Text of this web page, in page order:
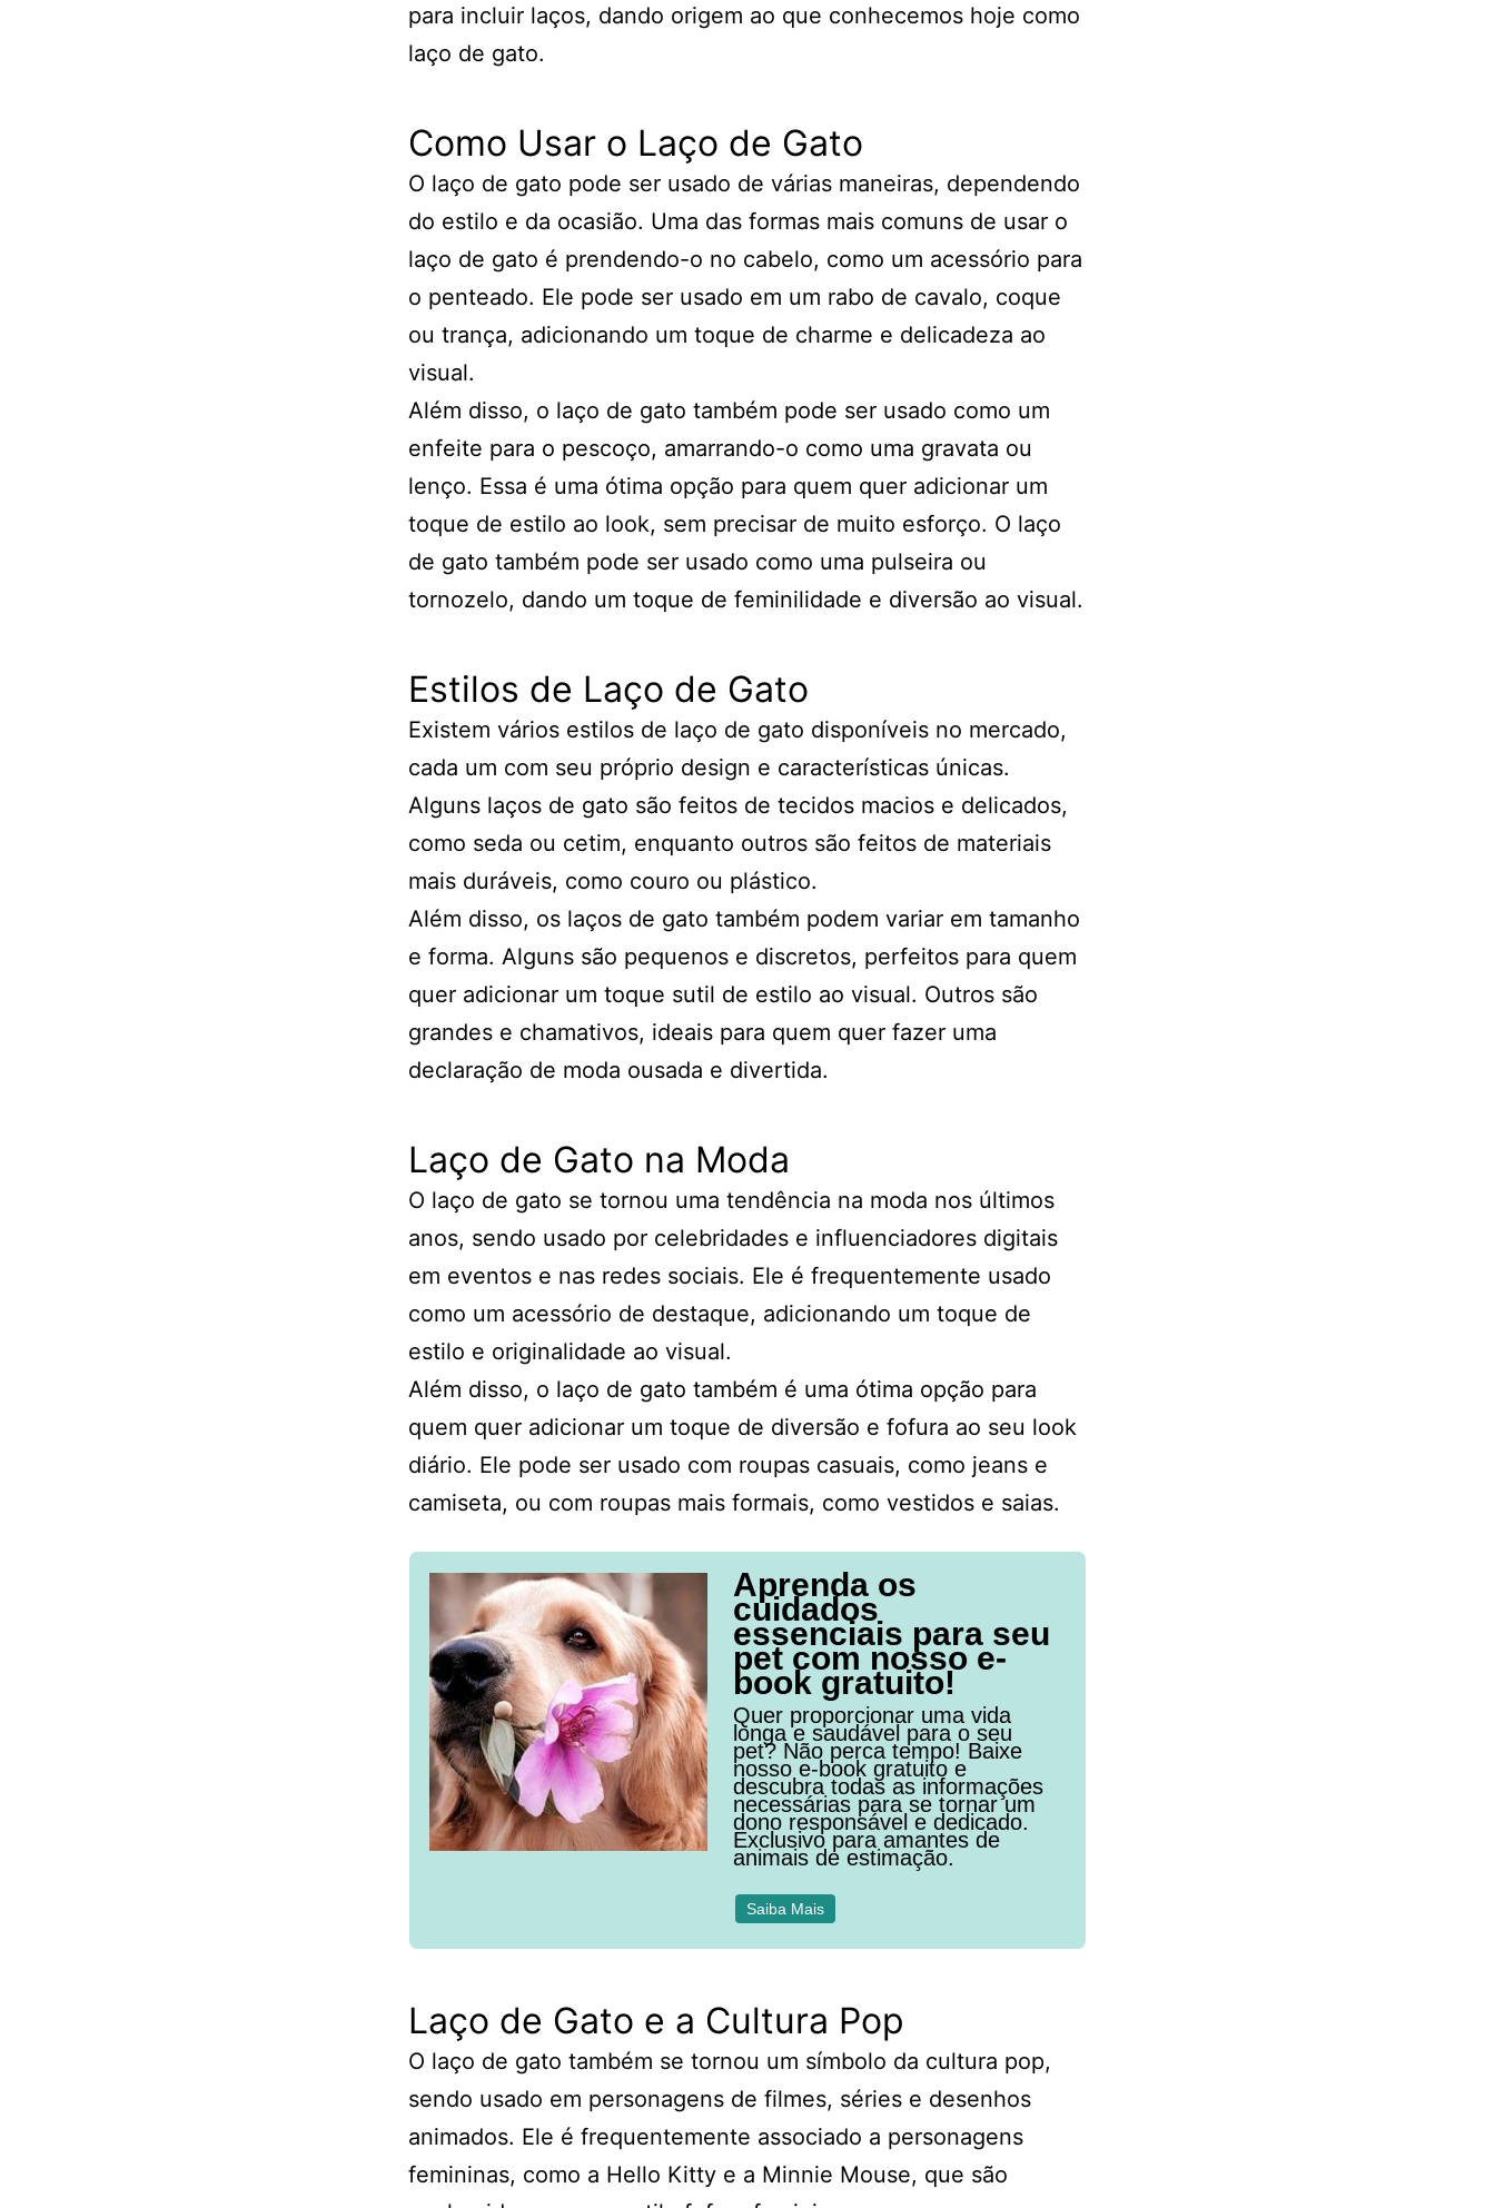
para incluir laços, dando origem ao que conhecemos hoje como
laço de gato.
Como Usar o Laço de Gato
O laço de gato pode ser usado de várias maneiras, dependendo
do estilo e da ocasião. Uma das formas mais comuns de usar o
laço de gato é prendendo-o no cabelo, como um acessório para
o penteado. Ele pode ser usado em um rabo de cavalo, coque
ou trança, adicionando um toque de charme e delicadeza ao
visual.
Além disso, o laço de gato também pode ser usado como um
enfeite para o pescoço, amarrando-o como uma gravata ou
lenço. Essa é uma ótima opção para quem quer adicionar um
toque de estilo ao look, sem precisar de muito esforço. O laço
de gato também pode ser usado como uma pulseira ou
tornozelo, dando um toque de feminilidade e diversão ao visual.
Estilos de Laço de Gato
Existem vários estilos de laço de gato disponíveis no mercado,
cada um com seu próprio design e características únicas.
Alguns laços de gato são feitos de tecidos macios e delicados,
como seda ou cetim, enquanto outros são feitos de materiais
mais duráveis, como couro ou plástico.
Além disso, os laços de gato também podem variar em tamanho
e forma. Alguns são pequenos e discretos, perfeitos para quem
quer adicionar um toque sutil de estilo ao visual. Outros são
grandes e chamativos, ideais para quem quer fazer uma
declaração de moda ousada e divertida.
Laço de Gato na Moda
O laço de gato se tornou uma tendência na moda nos últimos
anos, sendo usado por celebridades e influenciadores digitais
em eventos e nas redes sociais. Ele é frequentemente usado
como um acessório de destaque, adicionando um toque de
estilo e originalidade ao visual.
Além disso, o laço de gato também é uma ótima opção para
quem quer adicionar um toque de diversão e fofura ao seu look
diário. Ele pode ser usado com roupas casuais, como jeans e
camiseta, ou com roupas mais formais, como vestidos e saias.
Aprenda os
cuidados
essenciais para seu
pet com nosso e-
book gratuito!
Quer proporcionar uma vida
longa e saudável para o seu
pet? Não perca tempo! Baixe
nosso e-book gratuito e
descubra todas as informações
necessárias para se tornar um
dono responsável e dedicado.
Exclusivo para amantes de
animais de estimação.
Saiba Mais
Laço de Gato e a Cultura Pop
O laço de gato também se tornou um símbolo da cultura pop,
sendo usado em personagens de filmes, séries e desenhos
animados. Ele é frequentemente associado a personagens
femininas, como a Hello Kitty e a Minnie Mouse, que são